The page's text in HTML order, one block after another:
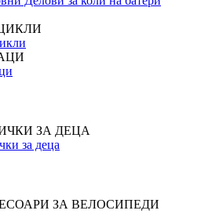
ЗА ДЕЦА
за деца
ЗА ВЕЛОСИПЕДИ